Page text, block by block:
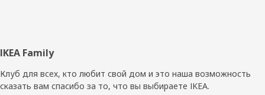
Нижний
колонтитул
IKEA Family
Клуб для всех, кто любит свой дом и это наша возможность
сказать вам спасибо за то, что вы выбираете IKEA.